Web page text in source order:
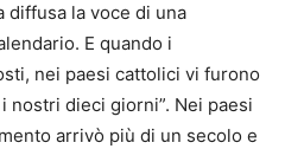
diffusa la voce di una
E quando i
nei paesi cattolici vi furono
nostri dieci giorni”. Nei paesi
arrivò più di un secolo e